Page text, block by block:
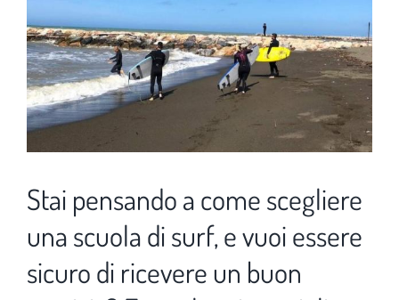
Stai pensando a come scegliere
una scuola di surf, e vuoi essere
sicuro di ricevere un buon